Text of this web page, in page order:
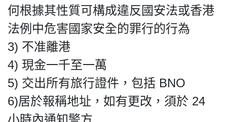
何根據其性質可構成違反國安法或香港
法例中危害國家安全的罪行的行為
3) 不准離港
4) 現金一千至一萬
5) 交出所有旅行證件，包括 BNO
6)居於報稱地址，如有更改，須於 24